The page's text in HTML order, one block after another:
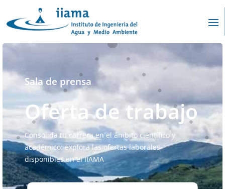
Sala de prensa
Oferta de trabajo
Consolida tu carrera en el ámbito científico y
académico: explora las ofertas laborales
disponibles en el IIAMA